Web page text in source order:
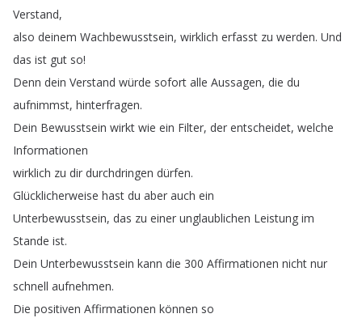
Verstand,
also deinem Wachbewusstsein, wirklich erfasst zu werden. Und
das ist gut so!
Denn dein Verstand würde sofort alle Aussagen, die du
aufnimmst, hinterfragen.
Dein Bewusstsein wirkt wie ein Filter, der entscheidet, welche
Informationen
wirklich zu dir durchdringen dürfen.
Glücklicherweise hast du aber auch ein
Unterbewusstsein, das zu einer unglaublichen Leistung im
Stande ist.
Dein Unterbewusstsein kann die 300 Affirmationen nicht nur
schnell aufnehmen.
Die positiven Affirmationen können so